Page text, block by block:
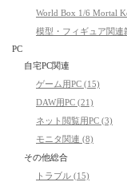
World Box 1/6 Mortal
模型・フィギュア関連
PC
自宅PC関連
ゲーム用PC (15)
DAW用PC (21)
ネット閲覧用PC (3)
モニタ関連 (8)
その他総合
トラブル (15)